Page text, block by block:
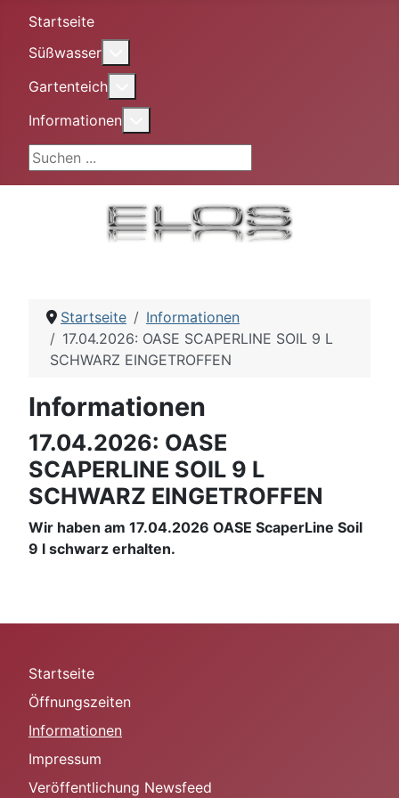
Startseite
Süßwasser
Gartenteich
Informationen
Suchen ...
Startseite
Informationen
17.04.2026: OASE SCAPERLINE SOIL 9 L
SCHWARZ EINGETROFFEN
Informationen
17.04.2026: OASE
SCAPERLINE SOIL 9 L
SCHWARZ EINGETROFFEN
Wir haben am 17.04.2026 OASE ScaperLine Soil
9 l schwarz erhalten.
Startseite
Öffnungszeiten
Informationen
Impressum
Veröffentlichung Newsfeed